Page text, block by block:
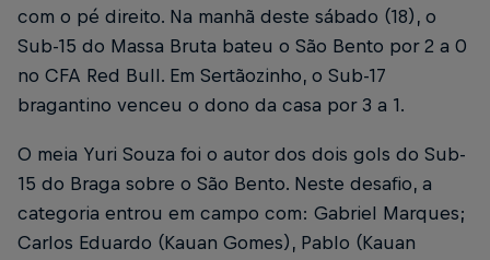
com o pé direito. Na manhã deste sábado (18), o
Sub-15 do Massa Bruta bateu o São Bento por 2 a 0
no CFA Red Bull. Em Sertãozinho, o Sub-17
bragantino venceu o dono da casa por 3 a 1.
O meia Yuri Souza foi o autor dos dois gols do Sub-
15 do Braga sobre o São Bento. Neste desafio, a
categoria entrou em campo com: Gabriel Marques;
Carlos Eduardo (Kauan Gomes), Pablo (Kauan